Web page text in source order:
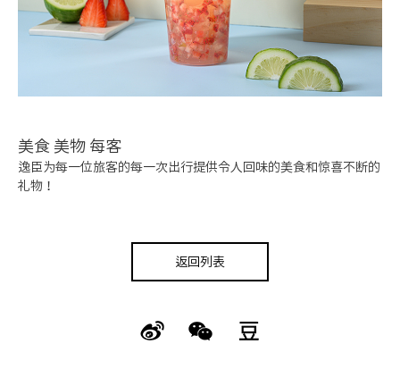
美食 美物 每客
逸臣为每一位旅客的每一次出行提供令人回味的美食和惊喜不断的
礼物！
返回列表